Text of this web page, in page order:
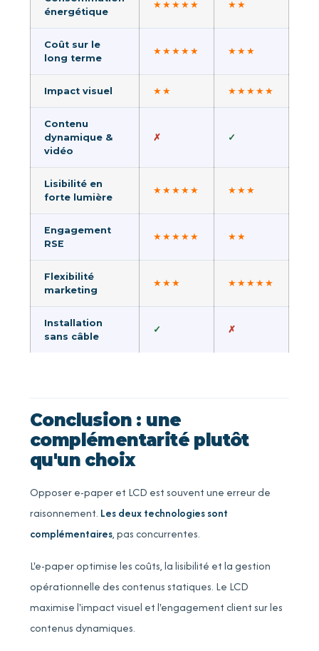
énergétique
★★★★★ ★★
Coût sur le
long terme
★★★★★ ★★★
Impact visuel ★★ ★★★★★
Contenu
dynamique &
vidéo
✗ ✓
Lisibilité en
forte lumière
★★★★★ ★★★
Engagement
RSE
★★★★★ ★★
Flexibilité
marketing
★★★ ★★★★★
Installation
sans câble
✓ ✗
Conclusion : une
complémentarité plutôt
qu'un choix
Opposer e-paper et LCD est souvent une erreur de
raisonnement. Les deux technologies sont
complémentaires, pas concurrentes.
L'e-paper optimise les coûts, la lisibilité et la gestion
opérationnelle des contenus statiques. Le LCD
maximise l'impact visuel et l'engagement client sur les
contenus dynamiques.